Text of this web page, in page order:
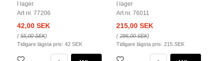
I lager
Art nr. 77206
42,00 SEK
(55,00 SEK)
Tidigare lägsta pris: 42 SEK
I lager
Art nr. 76011
215,00 SEK
(286,00 SEK)
Tidigare lägsta pris: 215 SEK